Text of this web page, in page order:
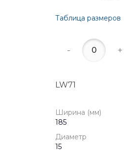
Таблица размеров
- +
LW71
Ширина (мм)
185
Диаметр
15